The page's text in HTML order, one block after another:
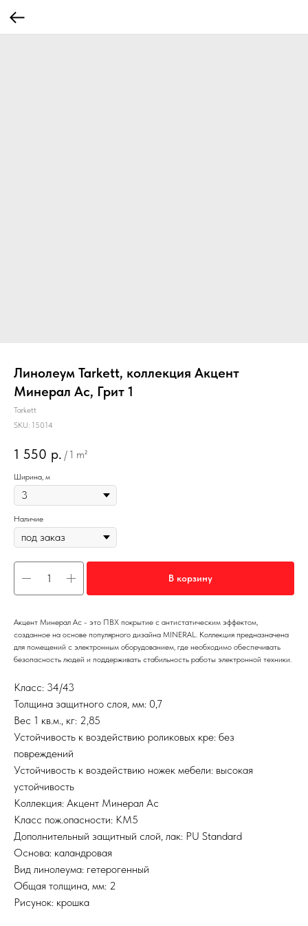
Линолеум Tarkett, коллекция Акцент
Минерал Ас, Грит 1
Tarkett
SKU: 15014
1 550 р. / 1 m²
Ширина, м
Наличие
В корзину
Акцент Минерал Ас - это ПВХ покрытие с антистатическим эффектом,
созданное на основе популярного дизайна MINERAL. Коллекция предназначена
для помещений с электронным оборудованием, где необходимо обеспечивать
безопасность людей и поддерживать стабильность работы электронной техники.
Класс: 34/43
Толщина защитного слоя, мм: 0,7
Вес 1 кв.м., кг: 2,85
Устойчивость к воздействию роликовых кре: без
повреждений
Устойчивость к воздействию ножек мебели: высокая
устойчивость
Коллекция: Акцент Минерал Ас
Класс пож.опасности: КМ5
Дополнительный защитный слой, лак: PU Standard
Основа: каландровая
Вид линолеума: гетерогенный
Общая толщина, мм: 2
Рисунок: крошка